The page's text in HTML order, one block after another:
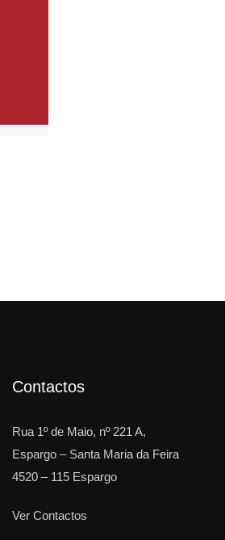
Contactos
Rua 1º de Maio, nº 221 A,
Espargo – Santa Maria da Feira
4520 – 115 Espargo
Ver Contactos